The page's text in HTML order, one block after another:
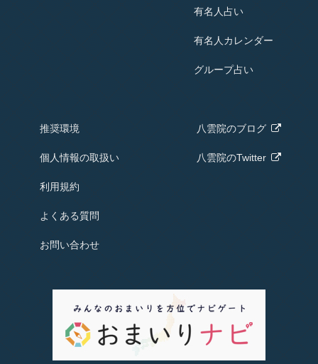
有名人占い
有名人 カレンダー
グループ占い
推奨環境
個人情報の取扱い
利用規約
よくある質問
お問い合わせ
八雲院のブログ
八雲院のTwitter